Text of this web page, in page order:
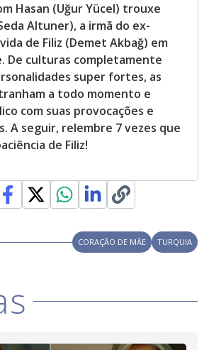
Hasan (Uğur Yücel) trouxe
Altuner), a irmã do ex-
de Filiz (Demet Akbağ) em
De culturas completamente
super fortes, as
a todo momento e
com suas provocações e
A seguir, relembre 7 vezes que
de Filiz!
CORAÇÃO DE MÃE TURQUIA